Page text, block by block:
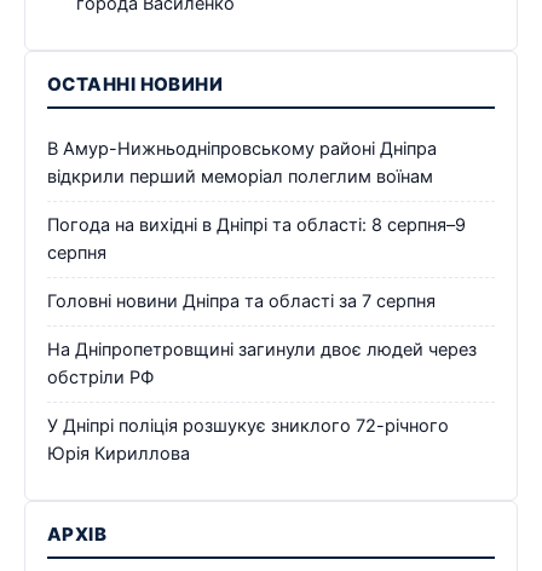
ОСТАННІ НОВИНИ
В Амур-Нижньодніпровському районі Дніпра
відкрили перший меморіал полеглим воїнам
Погода на вихідні в Дніпрі та області: 8 серпня–9
серпня
Головні новини Дніпра та області за 7 серпня
На Дніпропетровщині загинули двоє людей через
обстріли РФ
У Дніпрі поліція розшукує зниклого 72-річного
Юрія Кириллова
АРХІВ